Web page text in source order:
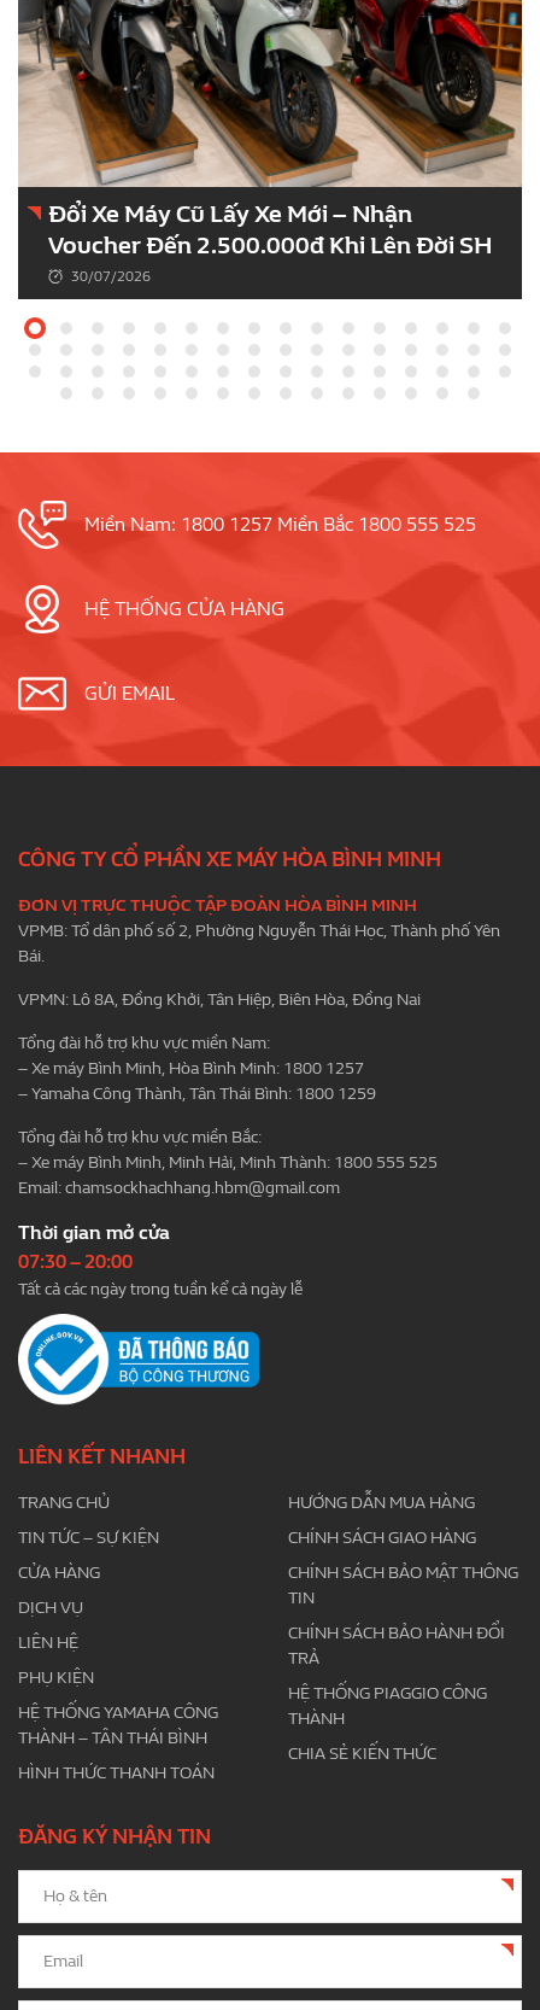
Đổi Xe Máy Cũ Lấy Xe Mới – Nhận
Voucher Đến 2.500.000đ Khi Lên Đời SH
30/07/2026
Miền Nam: 1800 1257 Miền Bắc 1800 555 525
HỆ THỐNG CỬA HÀNG
GỬI EMAIL
CÔNG TY CỔ PHẦN XE MÁY HÒA BÌNH MINH
ĐƠN VỊ TRỰC THUỘC TẬP ĐOÀN HÒA BÌNH MINH
VPMB: Tổ dân phố số 2, Phường Nguyễn Thái Học, Thành phố Yên
Bái.
VPMN: Lô 8A, Đồng Khởi, Tân Hiệp, Biên Hòa, Đồng Nai
Tổng đài hỗ trợ khu vực miền Nam:
– Xe máy Bình Minh, Hòa Bình Minh: 1800 1257
– Yamaha Công Thành, Tân Thái Bình: 1800 1259
Tổng đài hỗ trợ khu vực miền Bắc:
– Xe máy Bình Minh, Minh Hải, Minh Thành: 1800 555 525
Email:chamsockhachhang.hbm@gmail.com
Thời gian mở cửa
07:30 – 20:00
Tất cả các ngày trong tuần kể cả ngày lễ
LIÊN KẾT NHANH
TRANG CHỦ
TIN TỨC – SỰ KIỆN
CỬA HÀNG
DỊCH VỤ
LIÊN HỆ
PHỤ KIỆN
HỆ THỐNG YAMAHA CÔNG
THÀNH – TÂN THÁI BÌNH
HÌNH THỨC THANH TOÁN
HƯỚNG DẪN MUA HÀNG
CHÍNH SÁCH GIAO HÀNG
CHÍNH SÁCH BẢO MẬT THÔNG
TIN
CHÍNH SÁCH BẢO HÀNH ĐỔI
TRẢ
HỆ THỐNG PIAGGIO CÔNG
THÀNH
CHIA SẺ KIẾN THỨC
ĐĂNG KÝ NHẬN TIN